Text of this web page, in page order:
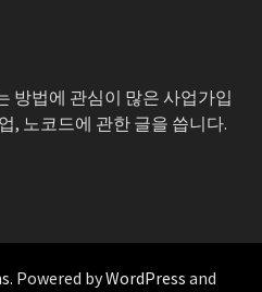
방법에 관심이 많은 사업가입
, 노코드에 관한 글을 씁니다.
. Powered byWordPress and